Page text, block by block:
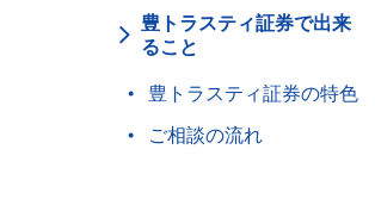
豊トラスティ証券で出来
ること
豊トラスティ証券の特色
ご相談の流れ